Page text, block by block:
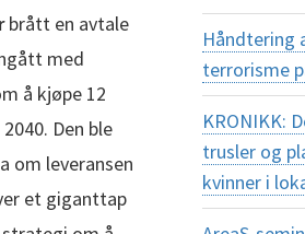
brått en avtale
med
å kjøpe 12
Den ble
om leveransen
et giganttap
Håndtering
terrorisme
KRONIKK:
trusler og
kvinner i